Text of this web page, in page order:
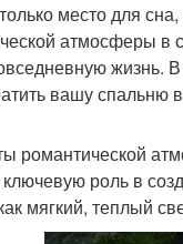
место для
атмосферы в
жизнь.
вашу спальню
романтической
роль в
мягкий, теплый